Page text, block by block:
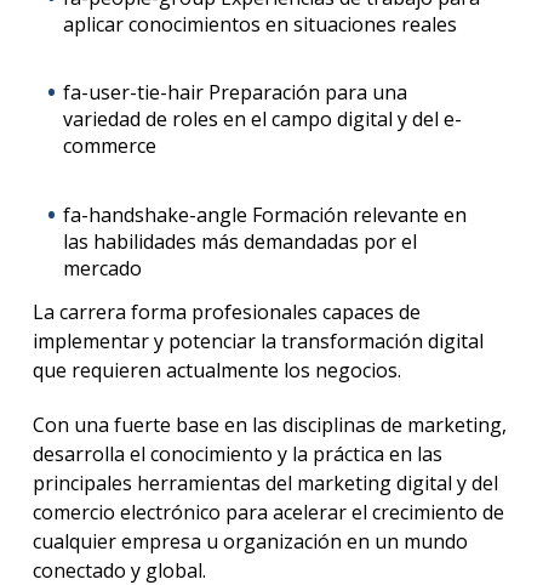
aplicar conocimientos en situaciones reales
fa-user-tie-hair Preparación para una
variedad de roles en el campo digital y del e-
commerce
fa-handshake-angle Formación relevante en
las habilidades más demandadas por el
mercado
La carrera forma profesionales capaces de
implementar y potenciar la transformación digital
que requieren actualmente los negocios.
Con una fuerte base en las disciplinas de marketing,
desarrolla el conocimiento y la práctica en las
principales herramientas del marketing digital y del
comercio electrónico para acelerar el crecimiento de
cualquier empresa u organización en un mundo
conectado y global.